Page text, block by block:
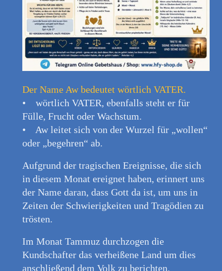
Der Name Aw bedeutet wörtlich VATER.
• wörtlich VATER, ebenfalls steht er für
Fülle, Frucht oder Wachstum.
• Aw leitet sich von der Wurzel für „wollen“
oder „begehren“ ab.
Aufgrund der tragischen Ereignisse, die sich
in diesem Monat ereignet haben, erinnert uns
der Name daran, dass Gott da ist, um uns in
Zeiten der Schwierigkeiten und Tragödien zu
trösten.
Im Monat Tammuz durchzogen die
Kundschafter das verheißene Land um dies
anschließend dem Volk zu berichten.